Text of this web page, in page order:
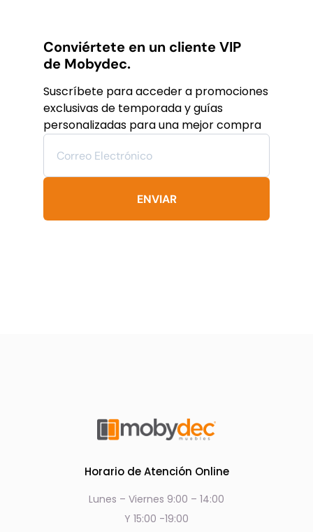
variantes.
Las
se
pueden
elegir
en
de
Conviértete en un cliente VIP
de Mobydec.
Suscríbete para acceder a promociones
exclusivas de temporada y guías
personalizadas para una mejor compra
ENVIAR
Horario de Atención Online
Lunes – Viernes 9:00 – 14:00
Y 15:00 -19:00